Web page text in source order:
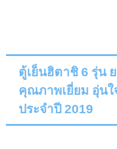
ตู้เย็นฮิตาชิ 6 รุ่น
คุณภาพเยี่ยม อุ่น
ประจำปี 2019